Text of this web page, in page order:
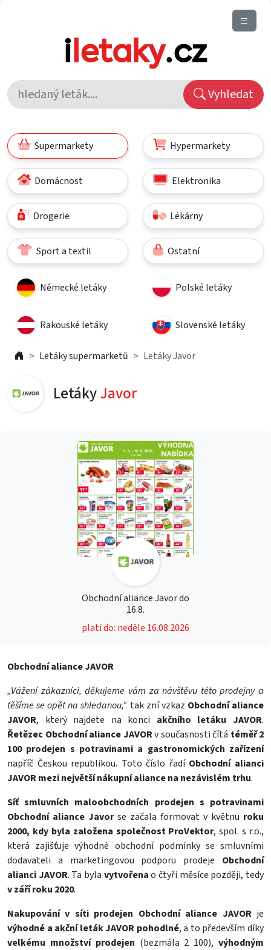
Vyhledat
Supermarkety Hypermarkety
Domácnost Elektronika
Drogerie Lékárny
Sport a textil Ostatní
Německé letáky Polské letáky
Rakouské letáky Slovenské letáky
Letáky supermarketů Letáky Javor
LetákyJavor
Obchodní aliance Javor do
16.8.
platí do: neděle 16.08.2026
Obchodní aliance JAVOR
„Vážení zákazníci, děkujeme vám za návštěvu této prodejny a
těšíme se opět na shledanou,“ tak zní vzkaz Obchodní aliance
JAVOR, který najdete na konci akčního letáku JAVOR.
Řetězec Obchodní aliance JAVORv současnosti čítá téměř 2
100 prodejen s potravinami a gastronomických zařízení
napříč Českou republikou. Toto číslo řadí Obchodní alianci
JAVORmezi největší nákupní aliance na nezávislém trhu.
Síť smluvních maloobchodních prodejen s potravinami
Obchodní aliance Javorse začala formovat v květnu roku
2000, kdy byla založena společnost ProVektor, spol. s r.o.,
která zajišťuje výhodné obchodní podmínky se smluvními
dodavateli a marketingovou podporu prodeje Obchodní
alianci JAVOR. Ta byla vytvořenao čtyři měsíce později, tedy
v září roku 2020.
Nakupování v síti prodejen Obchodní aliance JAVORje
výhodné a akční leták JAVOR pohodlné, a to především díky
velkému množství prodejen (bezmála 2 100),výhodným